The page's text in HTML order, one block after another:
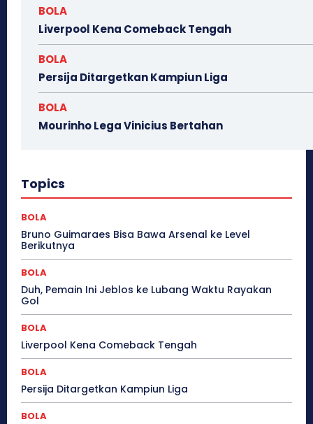
BOLA
Liverpool Kena Comeback Tengah
BOLA
Persija Ditargetkan Kampiun Liga
BOLA
Mourinho Lega Vinicius Bertahan
Topics
BOLA
Bruno Guimaraes Bisa Bawa Arsenal ke Level
Berikutnya
BOLA
Duh, Pemain Ini Jeblos ke Lubang Waktu Rayakan
Gol
BOLA
Liverpool Kena Comeback Tengah
BOLA
Persija Ditargetkan Kampiun Liga
BOLA